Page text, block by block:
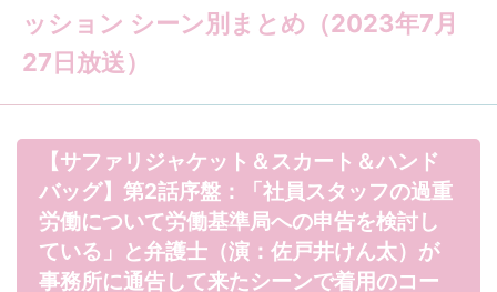
ッション シーン別まとめ（2023年7月
27日放送）
【サファリジャケット＆スカート＆ハンド
バッグ】第2話序盤：「社員スタッフの過重
労働について労働基準局への申告を検討し
ている」と弁護士（演：佐戸井けん太）が
事務所に通告して来たシーンで着用のコー